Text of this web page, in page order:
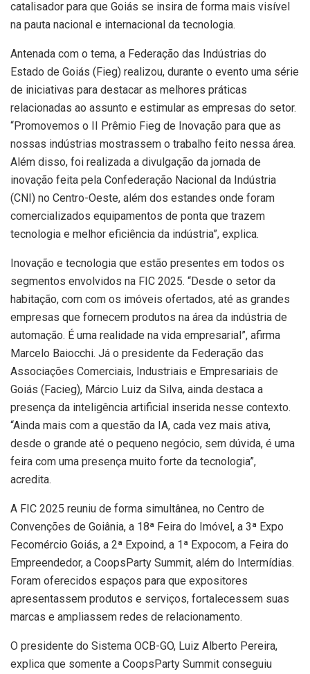
catalisador para que Goiás se insira de forma mais visível
na pauta nacional e internacional da tecnologia.
Antenada com o tema, a Federação das Indústrias do
Estado de Goiás (Fieg) realizou, durante o evento uma série
de iniciativas para destacar as melhores práticas
relacionadas ao assunto e estimular as empresas do setor.
“Promovemos o II Prêmio Fieg de Inovação para que as
nossas indústrias mostrassem o trabalho feito nessa área.
Além disso, foi realizada a divulgação da jornada de
inovação feita pela Confederação Nacional da Indústria
(CNI) no Centro-Oeste, além dos estandes onde foram
comercializados equipamentos de ponta que trazem
tecnologia e melhor eficiência da indústria”, explica.
Inovação e tecnologia que estão presentes em todos os
segmentos envolvidos na FIC 2025. “Desde o setor da
habitação, com com os imóveis ofertados, até as grandes
empresas que fornecem produtos na área da indústria de
automação. É uma realidade na vida empresarial”, afirma
Marcelo Baiocchi. Já o presidente da Federação das
Associações Comerciais, Industriais e Empresariais de
Goiás (Facieg), Márcio Luiz da Silva, ainda destaca a
presença da inteligência artificial inserida nesse contexto.
“Ainda mais com a questão da IA, cada vez mais ativa,
desde o grande até o pequeno negócio, sem dúvida, é uma
feira com uma presença muito forte da tecnologia”,
acredita.
A FIC 2025 reuniu de forma simultânea, no Centro de
Convenções de Goiânia, a 18ª Feira do Imóvel, a 3ª Expo
Fecomércio Goiás, a 2ª Expoind, a 1ª Expocom, a Feira do
Empreendedor, a CoopsParty Summit, além do Intermídias.
Foram oferecidos espaços para que expositores
apresentassem produtos e serviços, fortalecessem suas
marcas e ampliassem redes de relacionamento.
O presidente do Sistema OCB-GO, Luiz Alberto Pereira,
explica que somente a CoopsParty Summit conseguiu